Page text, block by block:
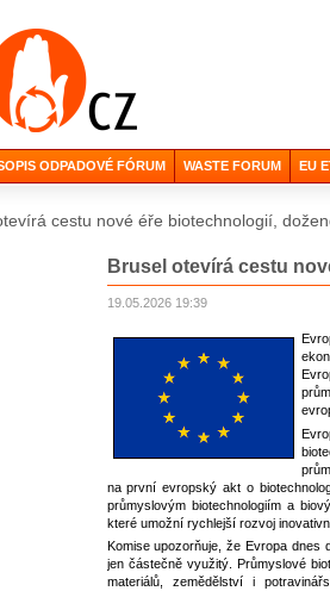
ODPADOVÉ FÓRUM WASTE FORUM EU
cestu nové éře biotechnologií,
Brusel otevírá cestu
19.05.2026 19:39
na první evropský akt o
průmyslovým biotechnologiím a
které umožní rychlejší rozvoj
Komise upozorňuje, že Evropa dnes
jen částečně využitý. Průmyslové
materiálů, zemědělství i